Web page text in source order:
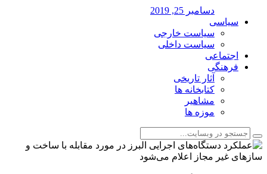
دسامبر 25, 2019
سیاسی
سیاست خارجی
سیاست داخلی
اجتماعی
فرهنگی
آثار تاریخی
کتابخانه ها
مشاهیر
موزه ها